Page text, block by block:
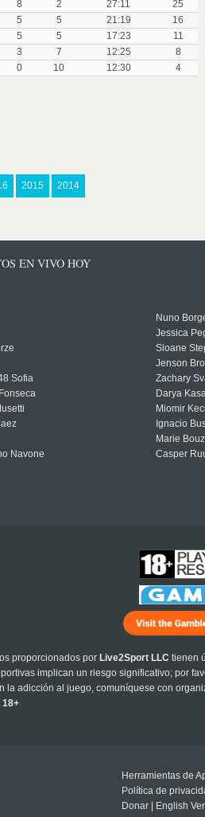
8 2 27:11
25
5 5 21:19
16
5 5 17:23
11
3 7 12:25
8
0 10 12:30 4
2015 2014
EN VIVO HOY
Sofia
Navone
Nuno
Jessica
Sloane
Jenson
Zachary
Darya
Miomir
Ignacio
Marie
Casper
proporcionados por Live2Sport LLC tienen
implican un riesgo significativo; por
adicción al juego, comuníquese con
18+
Herramientas de
Política de
Donar
English